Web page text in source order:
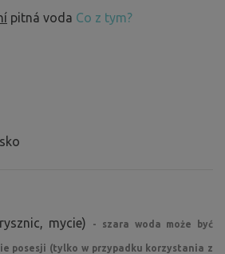
pitná voda Co z tym?
mycie) - szara woda może być
posesji (tylko w przypadku korzystania z